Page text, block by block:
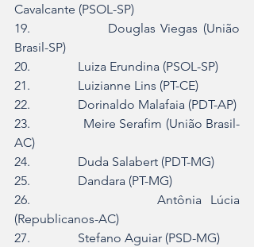
Cavalcante (PSOL-SP)
19.               Douglas Viegas (União
Brasil-SP)
20.               Luiza Erundina (PSOL-SP)
21.               Luizianne Lins (PT-CE)
22.               Dorinaldo Malafaia (PDT-AP)
23.               Meire Serafim (União Brasil-
AC)
24.               Duda Salabert (PDT-MG)
25.               Dandara (PT-MG)
26.               Antônia Lúcia
(Republicanos-AC)
27.               Stefano Aguiar (PSD-MG)